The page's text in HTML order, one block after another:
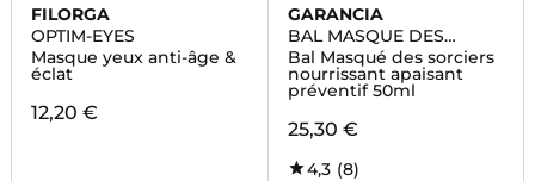
FILORGA
OPTIM-EYES
Masque yeux anti-âge &
éclat
12,20 €
GARANCIA
BAL MASQUE DES
SORCIERS
Bal Masqué des sorciers
nourrissant apaisant
préventif 50ml
25,30 €
4,3 (8)